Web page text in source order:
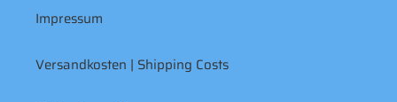
Impressum
Versandkosten | Shipping Costs